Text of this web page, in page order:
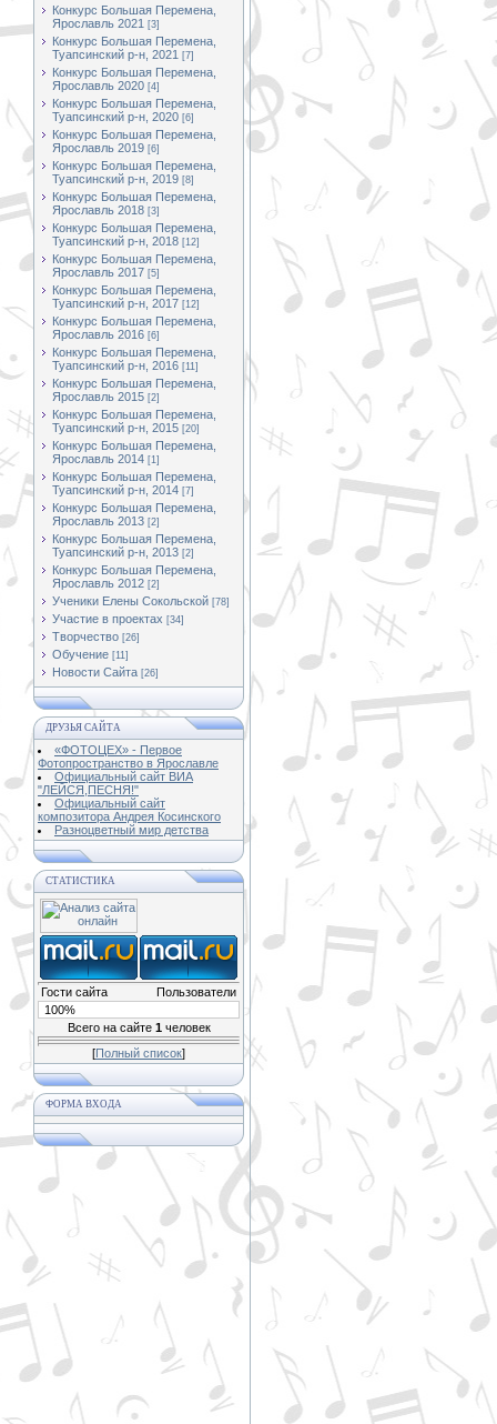
Конкурс Большая Перемена,
Ярославль 2021 [3]
Конкурс Большая Перемена,
Туапсинский р-н, 2021 [7]
Конкурс Большая Перемена,
Ярославль 2020 [4]
Конкурс Большая Перемена,
Туапсинский р-н, 2020 [6]
Конкурс Большая Перемена,
Ярославль 2019 [6]
Конкурс Большая Перемена,
Туапсинский р-н, 2019 [8]
Конкурс Большая Перемена,
Ярославль 2018 [3]
Конкурс Большая Перемена,
Туапсинский р-н, 2018 [12]
Конкурс Большая Перемена,
Ярославль 2017 [5]
Конкурс Большая Перемена,
Туапсинский р-н, 2017 [12]
Конкурс Большая Перемена,
Ярославль 2016 [6]
Конкурс Большая Перемена,
Туапсинский р-н, 2016 [11]
Конкурс Большая Перемена,
Ярославль 2015 [2]
Конкурс Большая Перемена,
Туапсинский р-н, 2015 [20]
Конкурс Большая Перемена,
Ярославль 2014 [1]
Конкурс Большая Перемена,
Туапсинский р-н, 2014 [7]
Конкурс Большая Перемена,
Ярославль 2013 [2]
Конкурс Большая Перемена,
Туапсинский р-н, 2013 [2]
Конкурс Большая Перемена,
Ярославль 2012 [2]
Ученики Елены Сокольской [78]
Участие в проектах [34]
Творчество [26]
Обучение [11]
Новости Сайта [26]
ДРУЗЬЯ САЙТА
«ФОТОЦЕХ» - Первое
Фотопространство в Ярославле
Официальный сайт ВИА
"ЛЕЙСЯ,ПЕСНЯ!"
Официальный сайт
композитора Андрея Косинского
Разноцветный мир детства
СТАТИСТИКА
Гости сайта
Пользователи
100%
Всего на сайте 1человек
[Полный список]
ФОРМА ВХОДА